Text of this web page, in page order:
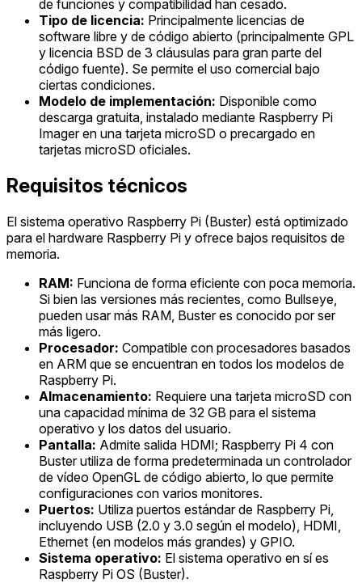
de funciones y compatibilidad han cesado.
Tipo de licencia: Principalmente licencias de
software libre y de código abierto (principalmente GPL
y licencia BSD de 3 cláusulas para gran parte del
código fuente). Se permite el uso comercial bajo
ciertas condiciones.
Modelo de implementación: Disponible como
descarga gratuita, instalado mediante Raspberry Pi
Imager en una tarjeta microSD o precargado en
tarjetas microSD oficiales.
Requisitos técnicos
El sistema operativo Raspberry Pi (Buster) está optimizado
para el hardware Raspberry Pi y ofrece bajos requisitos de
memoria.
RAM: Funciona de forma eficiente con poca memoria.
Si bien las versiones más recientes, como Bullseye,
pueden usar más RAM, Buster es conocido por ser
más ligero.
Procesador: Compatible con procesadores basados
en ARM que se encuentran en todos los modelos de
Raspberry Pi.
Almacenamiento: Requiere una tarjeta microSD con
una capacidad mínima de 32 GB para el sistema
operativo y los datos del usuario.
Pantalla: Admite salida HDMI; Raspberry Pi 4 con
Buster utiliza de forma predeterminada un controlador
de vídeo OpenGL de código abierto, lo que permite
configuraciones con varios monitores.
Puertos: Utiliza puertos estándar de Raspberry Pi,
incluyendo USB (2.0 y 3.0 según el modelo), HDMI,
Ethernet (en modelos más grandes) y GPIO.
Sistema operativo: El sistema operativo en sí es
Raspberry Pi OS (Buster).